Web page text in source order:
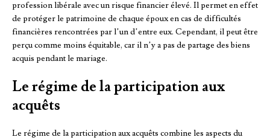
profession libérale avec un risque financier élevé. Il permet en effet
de protéger le patrimoine de chaque époux en cas de difficultés
financières rencontrées par l’un d’entre eux. Cependant, il peut être
perçu comme moins équitable, car il n’y a pas de partage des biens
acquis pendant le mariage.
Le régime de la participation aux
acquêts
Le régime de la participation aux acquêts combine les aspects du